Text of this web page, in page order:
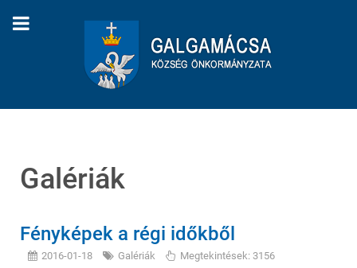
Galériák
Fényképek a régi időkből
2016-01-18 Galériák Megtekintések: 3156